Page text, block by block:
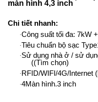
màn hình 4,3 inch
Chi tiết nhanh:
·Công suất tối đa: 7kW
·Tiêu chuẩn bộ sạc
·Sử dụng nhà ở / sử
((Tìm chọn)
· RFID/WIFI/4G/Internet
·4Màn hình.3 inch